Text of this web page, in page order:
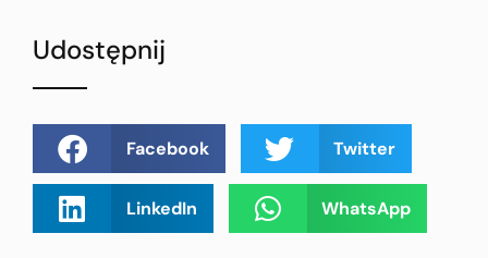
Udostępnij
Facebook Twitter
LinkedIn WhatsApp